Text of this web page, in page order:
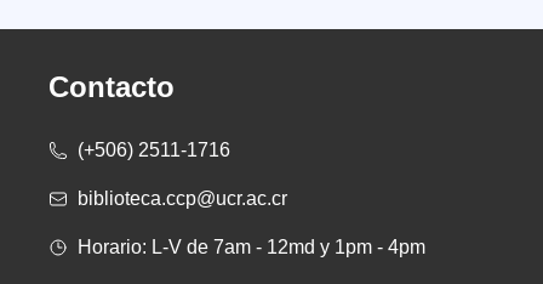
Contacto
(+506) 2511-1716
biblioteca.ccp@ucr.ac.cr
Horario: L-V de 7am - 12md y 1pm - 4pm